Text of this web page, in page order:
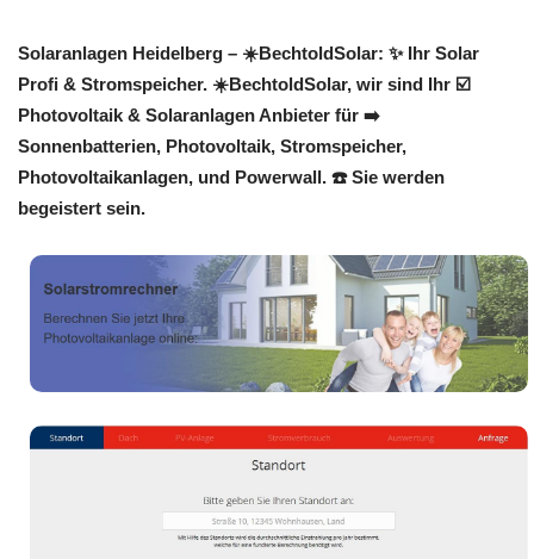
Solaranlagen Heidelberg – ☀️BechtoldSolar: ✨ Ihr Solar
Profi & Stromspeicher. ☀️BechtoldSolar, wir sind Ihr ☑️
Photovoltaik & Solaranlagen Anbieter für ➡️
Sonnenbatterien, Photovoltaik, Stromspeicher,
Photovoltaikanlagen, und Powerwall. ☎️ Sie werden
begeistert sein.